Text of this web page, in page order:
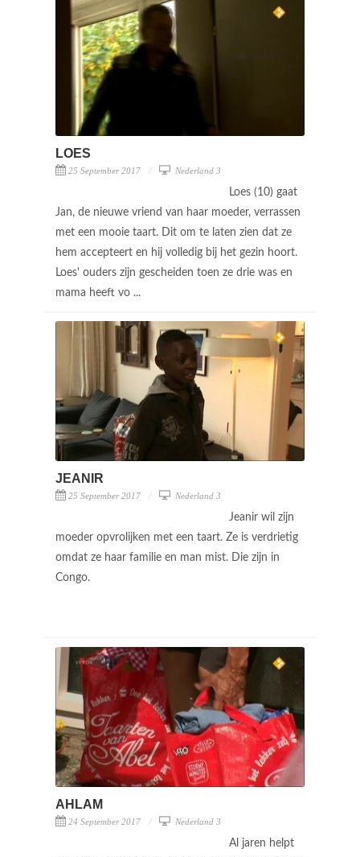
LOES
25 September 2017 Nederland 3
Loes (10) gaat
Jan, de nieuwe vriend van haar moeder, verrassen
met een mooie taart. Dit om te laten zien dat ze
hem accepteert en hij volledig bij het gezin hoort.
Loes' ouders zijn gescheiden toen ze drie was en
mama heeft vo ...
JEANIR
25 September 2017 Nederland 3
Jeanir wil zijn
moeder opvrolijken met een taart. Ze is verdrietig
omdat ze haar familie en man mist. Die zijn in
Congo.
AHLAM
24 September 2017 Nederland 3
Al jaren helpt